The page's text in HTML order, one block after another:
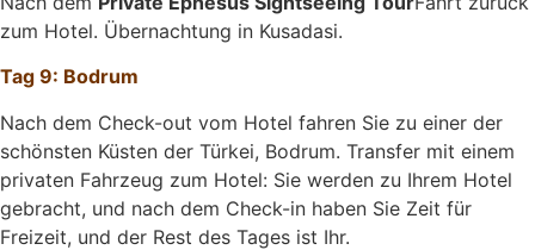
zum Hotel. Übernachtung in Kusadasi.
Tag 9: Bodrum
Nach dem Check-out vom Hotel fahren Sie zu einer der
schönsten Küsten der Türkei, Bodrum. Transfer mit einem
privaten Fahrzeug zum Hotel: Sie werden zu Ihrem Hotel
gebracht, und nach dem Check-in haben Sie Zeit für
Freizeit, und der Rest des Tages ist Ihr.